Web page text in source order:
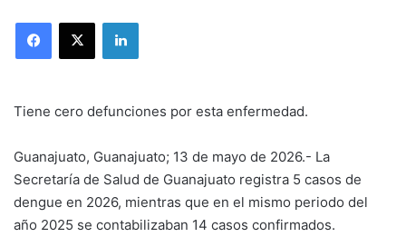
LinkedIn
Tiene cero defunciones por esta enfermedad.
Guanajuato, Guanajuato; 13 de mayo de 2026.- La
Secretaría de Salud de Guanajuato registra 5 casos de
dengue en 2026, mientras que en el mismo periodo del
año 2025 se contabilizaban 14 casos confirmados.